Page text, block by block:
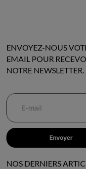
ENVOYEZ-NOUS
EMAIL POUR
NOTRE NEWSLETTER.
Envoyer
NOS DERNIERS